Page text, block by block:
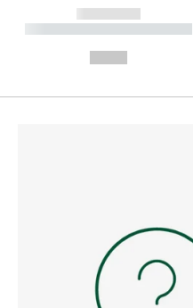
------------
----------- ----------- --------